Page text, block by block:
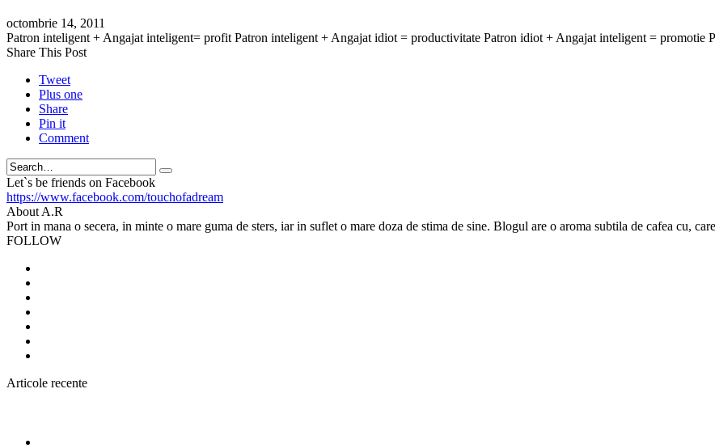
octombrie 14, 2011
Patron inteligent + Angajat inteligent= profit Patron inteligent + Angajat idiot = productivitate Patron idiot + Angajat inteligent = promotie
Share This Post
Tweet
Plus one
Share
Pin it
Comment
Search
Let`s be friends on Facebook
https://www.facebook.com/touchofadream
About A.R
Port in mana o secera, in minte o mare guma de sters, iar in suflet o mare doza de stima de sine. Blogul are o aroma subtila de cafea cu,
FOLLOW
Articole recente